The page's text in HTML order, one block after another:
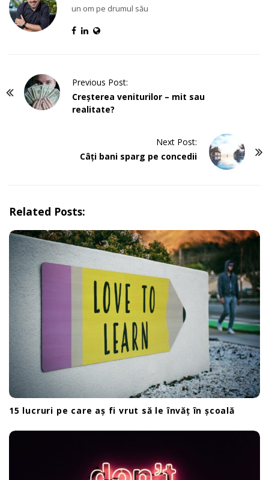
un om pe drumul său
Previous Post:
Creșterea veniturilor – mit sau
realitate?
Next Post:
Câți bani sparg pe concedii
Related Posts:
15 lucruri pe care aș fi vrut să le învăț în școală